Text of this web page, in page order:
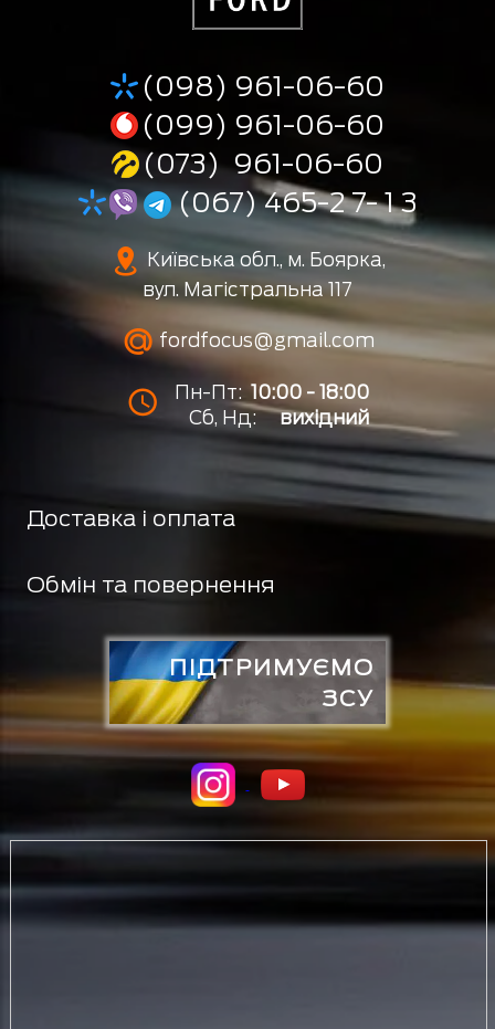
(098) 961-06-60
(099) 961-06-60
(073) 961-06-60
(067) 465-2 7- 1 3
Київська обл., м. Боярка,
вул. Магістральна 117
fordfocus@gmail.com
Пн-Пт: 10:00 - 18:00
Сб, Нд:
вихідний
Доставка і оплата
Обмін та повернення
ПІДТРИМУЄМО
ЗСУ